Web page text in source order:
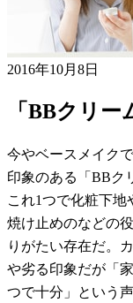
2016年10月8日
「BBクリ
今やベースメイク
印象のある「BBク
これ1つで化粧下地
焼け止めのなどの
りがたい存在だ。
や劣る印象だが「
つで十分」という